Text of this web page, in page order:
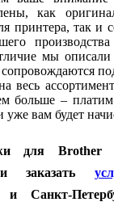
как
принтера, так и
мы описали
весь
больше –
вам будет
для
заказать
и Санкт-